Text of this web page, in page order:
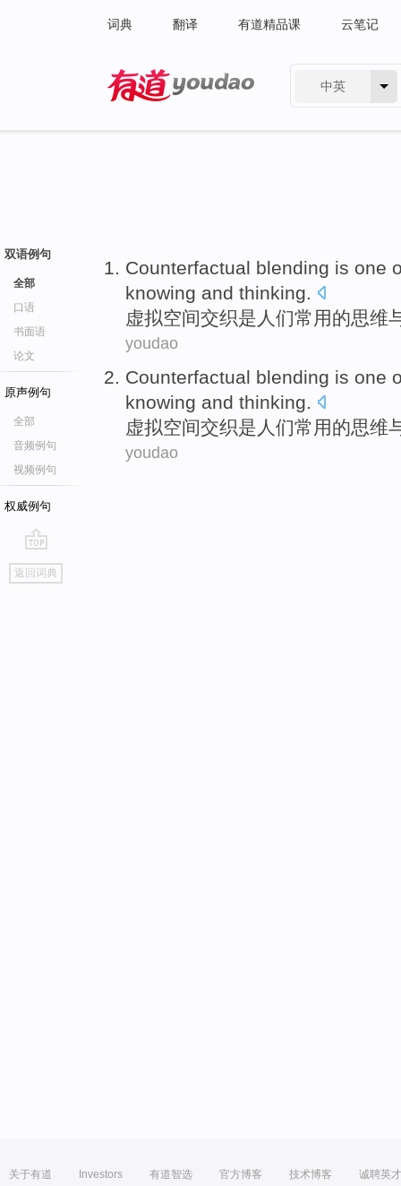
词典 翻译 有道精品课 云笔记
中英
双语例句
全部
口语
书面语
论文
原声例句
全部
音频例句
视频例句
权威例句
go
top
返回词典
Counterfactual blending is one
knowing and thinking.
虚拟空间交织是 人们常用的思维
youdao
Counterfactual blending is one
knowing and thinking.
虚拟空间交织是 人们常用的思维
youdao
关于有道 Investors 有道智选 官方博客 技术博客 诚聘英才